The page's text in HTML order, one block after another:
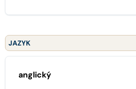
JAZYK
anglický